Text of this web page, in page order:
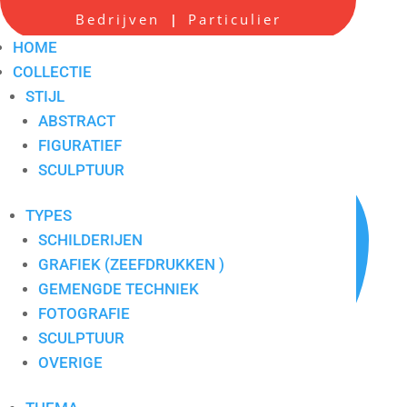
Bedrijven | Particulier
HOME
COLLECTIE
STIJL
ABSTRACT
FIGURATIEF
SCULPTUUR
TYPES
SCHILDERIJEN
GRAFIEK (ZEEFDRUKKEN )
GEMENGDE TECHNIEK
FOTOGRAFIE
SCULPTUUR
OVERIGE
Ad Versteijnen 6
Artikelnummer: